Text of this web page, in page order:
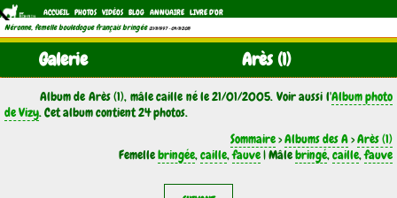
ACCUEIL PHOTOS VIDÉOS BLOG ANNUAIRE LIVRE D'OR
Néronne, femelle bouledogue français bringée (21/11/1997 - 04/11/2011)
Galerie Arès (1)
Album de Arès (1), mâle caille né le 21/01/2005. Voir aussi l'Album photo
de Vizy. Cet album contient 24 photos.
Sommaire>Albums des A>Arès (1)
Femellebringée,caille,fauve| Mâlebringé,caille,fauve